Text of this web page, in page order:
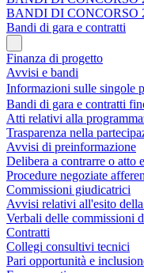
BANDI DI CONCORSO
Bandi di gara e contratti
Finanza di progetto
Avvisi e bandi
Informazioni sulle singole
Bandi di gara e contratti
Atti relativi alla
Trasparenza nella
Avvisi di preinformazione
Delibera a contrarre o atto
Procedure negoziate
Commissioni giudicatrici
Avvisi relativi all'esito
Verbali delle commissioni
Contratti
Collegi consultivi tecnici
Pari opportunità e